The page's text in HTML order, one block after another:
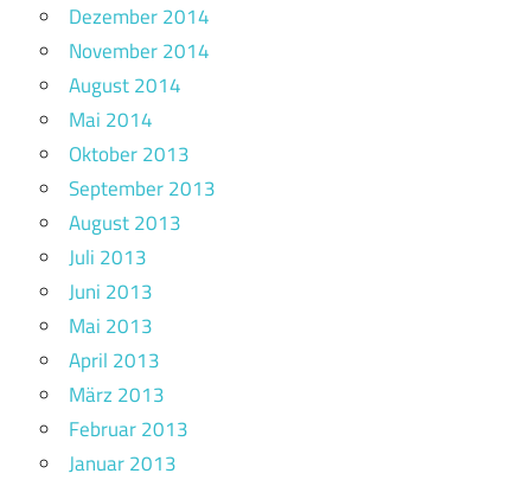
Dezember 2014
November 2014
August 2014
Mai 2014
Oktober 2013
September 2013
August 2013
Juli 2013
Juni 2013
Mai 2013
April 2013
März 2013
Februar 2013
Januar 2013